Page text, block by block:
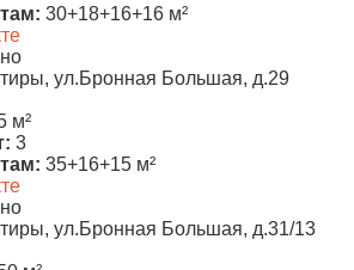
30+18+16+16 м²
ул.Бронная Большая, д.29
м²
3
35+16+15 м²
ул.Бронная Большая, д.31/13